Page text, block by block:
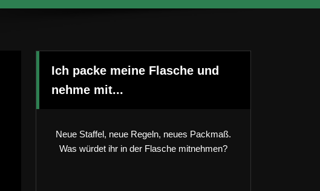
Ich packe meine Flasche und
nehme mit...
Neue Staffel, neue Regeln, neues Packmaß.
Was würdet ihr in der Flasche mitnehmen?